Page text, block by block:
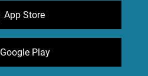
App Store
Google Play